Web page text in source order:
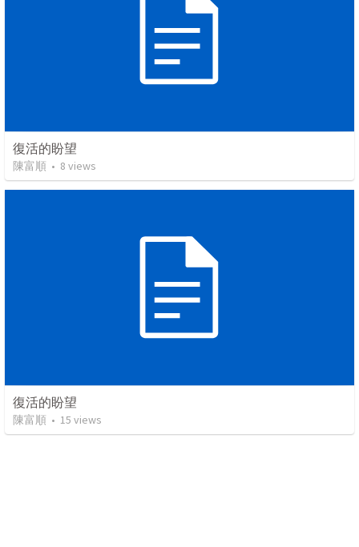
復活的盼望
陳富順 • 8 views
復活的盼望
陳富順 • 15 views